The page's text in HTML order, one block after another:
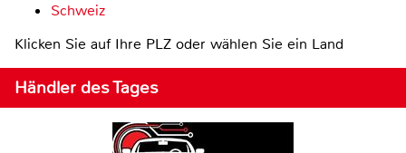
Schweiz
Klicken Sie auf Ihre PLZ oder wählen Sie ein Land
Händler des Tages